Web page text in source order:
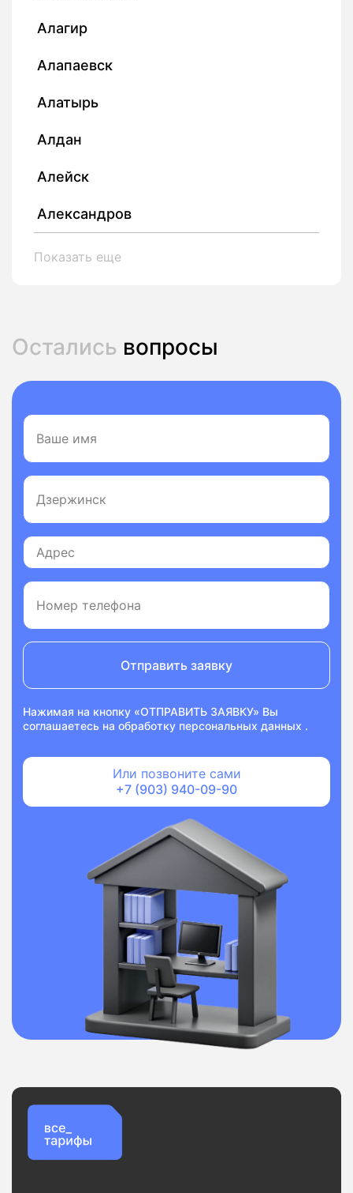
Алагир
Алапаевск
Алатырь
Алдан
Алейск
Александров
Показать еще
Остались вопросы
Отправить заявку
Нажимая на кнопку «ОТПРАВИТЬ ЗАЯВКУ» Вы
соглашаетесь на обработку персональных данных .
Или позвоните сами
+7 (903) 940-09-90